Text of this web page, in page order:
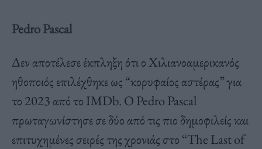
Pedro Pascal
Δεν αποτέλεσε έκπληξη ότι ο Χιλιανοαμερικανός
ηθοποιός επιλέχθηκε ως “κορυφαίος αστέρας” για
το 2023 από το IMDb. Ο Pedro Pascal
πρωταγωνίστησε σε δύο από τις πιο δημοφιλείς και
επιτυχημένες σειρές της χρονιάς στο “The Last of